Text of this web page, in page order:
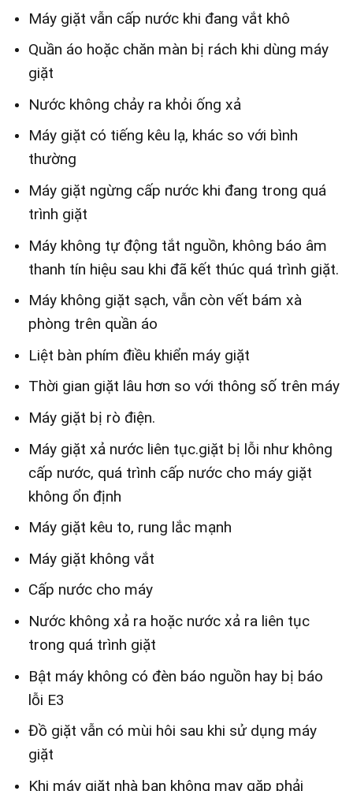
Máy giặt vẫn cấp nước khi đang vắt khô
Quần áo hoặc chăn màn bị rách khi dùng máy
giặt
Nước không chảy ra khỏi ống xả
Máy giặt có tiếng kêu lạ, khác so với bình
thường
Máy giặt ngừng cấp nước khi đang trong quá
trình giặt
Máy không tự động tắt nguồn, không báo âm
thanh tín hiệu sau khi đã kết thúc quá trình giặt.
Máy không giặt sạch, vẫn còn vết bám xà
phòng trên quần áo
Liệt bàn phím điều khiển máy giặt
Thời gian giặt lâu hơn so với thông số trên máy
Máy giặt bị rò điện.
Máy giặt xả nước liên tục.giặt bị lỗi như không
cấp nước, quá trình cấp nước cho máy giặt
không ổn định
Máy giặt kêu to, rung lắc mạnh
Máy giặt không vắt
Cấp nước cho máy
Nước không xả ra hoặc nước xả ra liên tục
trong quá trình giặt
Bật máy không có đèn báo nguồn hay bị báo
lỗi E3
Đồ giặt vẫn có mùi hôi sau khi sử dụng máy
giặt
Khi máy giặt nhà bạn không may gặp phải